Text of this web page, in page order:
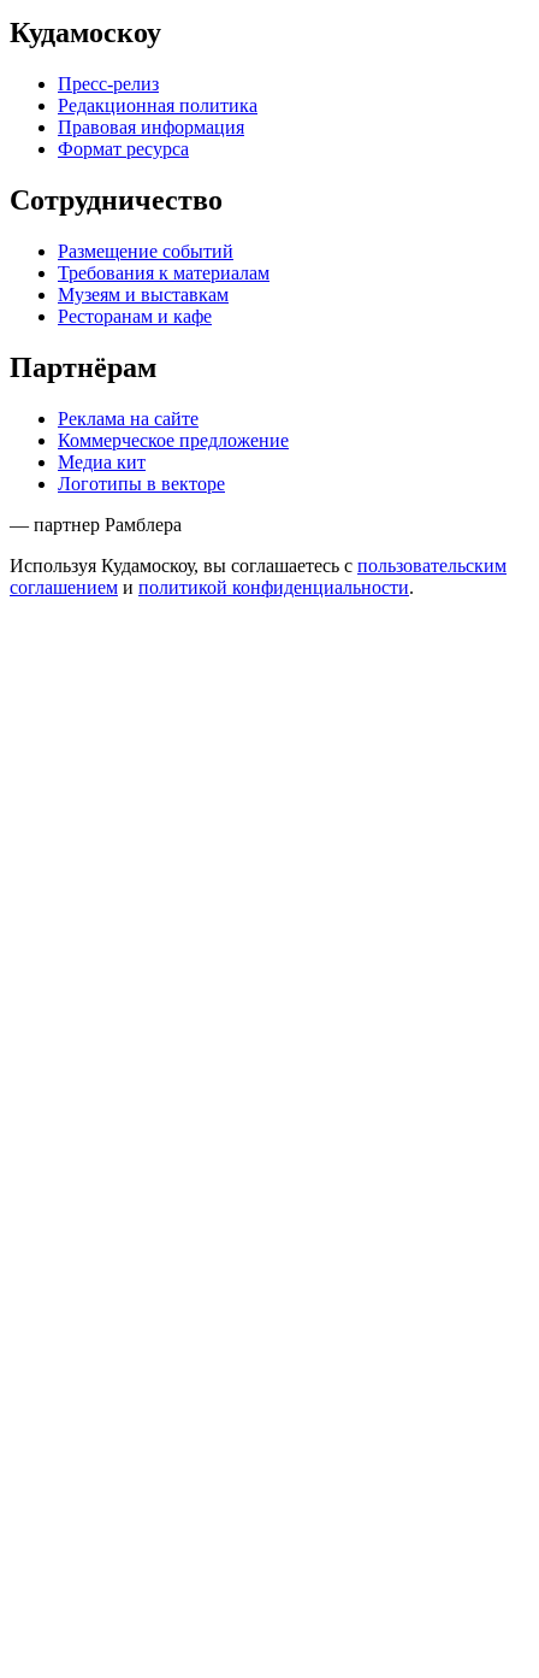
Кудамоскоу
Пресс-релиз
Редакционная политика
Правовая информация
Формат ресурса
Сотрудничество
Размещение событий
Требования к материалам
Музеям и выставкам
Ресторанам и кафе
Партнёрам
Реклама на сайте
Коммерческое предложение
Медиа кит
Логотипы в векторе
— партнер Рамблера
Используя Кудамоскоу, вы соглашаетесь с пользовательским
соглашением и политикой конфиденциальности.